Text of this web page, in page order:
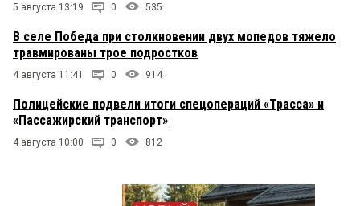
5 августа 13:19 0 535
В селе Победа при столкновении двух мопедов тяжело
травмированы трое подростков
4 августа 11:41 0 914
Полицейские подвели итоги спецопераций «Трасса» и
«Пассажирский транспорт»
4 августа 10:00 0 812